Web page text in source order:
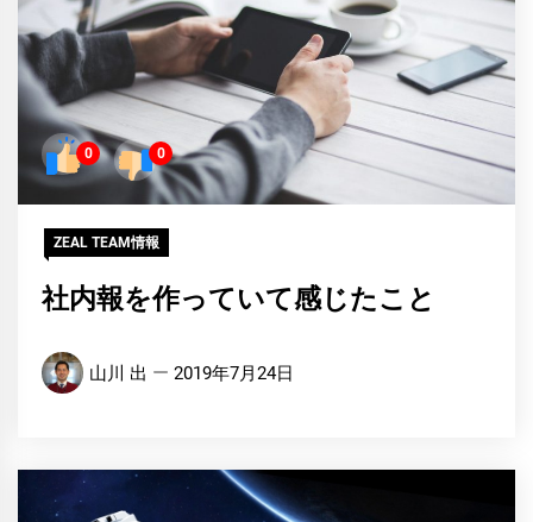
0 0
ZEAL TEAM情報
社内報を作っていて感じたこと
山川 出 2019年7月24日